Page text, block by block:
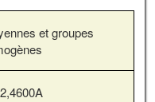
et groupes